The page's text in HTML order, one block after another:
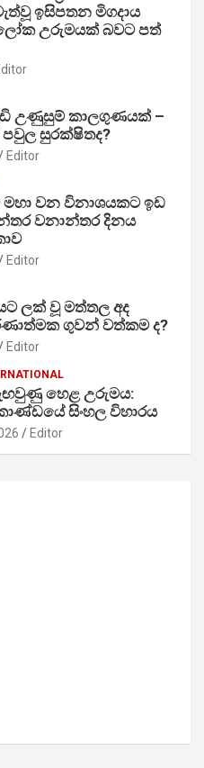
ඉසිපතන මිගදාය
උරුමයක් බවට පත්
උණුසුම් කාලගුණයක් –
සුරක්ෂිතද?
Editor
වන විනාශයකට ඉඩ
වනාන්තර දිනය
Editor
ලක් වූ මත්තල අද
ගුවන් වත්කම ද?
Editor
හෙළ උරුමය:
සිංහල විහාරය
Editor